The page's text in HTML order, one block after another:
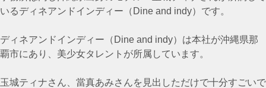
いるディネアンドインディー（Dine and indy）です。
ディネアンドインディー（Dine and indy）は本社が沖縄県那
覇市にあり、美少女タレントが所属しています。
玉城ティナさん、當真あみさんを見出しただけで十分すごいで